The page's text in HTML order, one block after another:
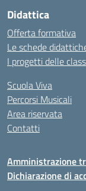
Didattica
Offerta formativa
Le schede
I progetti delle
Scuola Viva
Percorsi Musicali
Area riservata
Contatti
Amministrazione
Dichiarazione di